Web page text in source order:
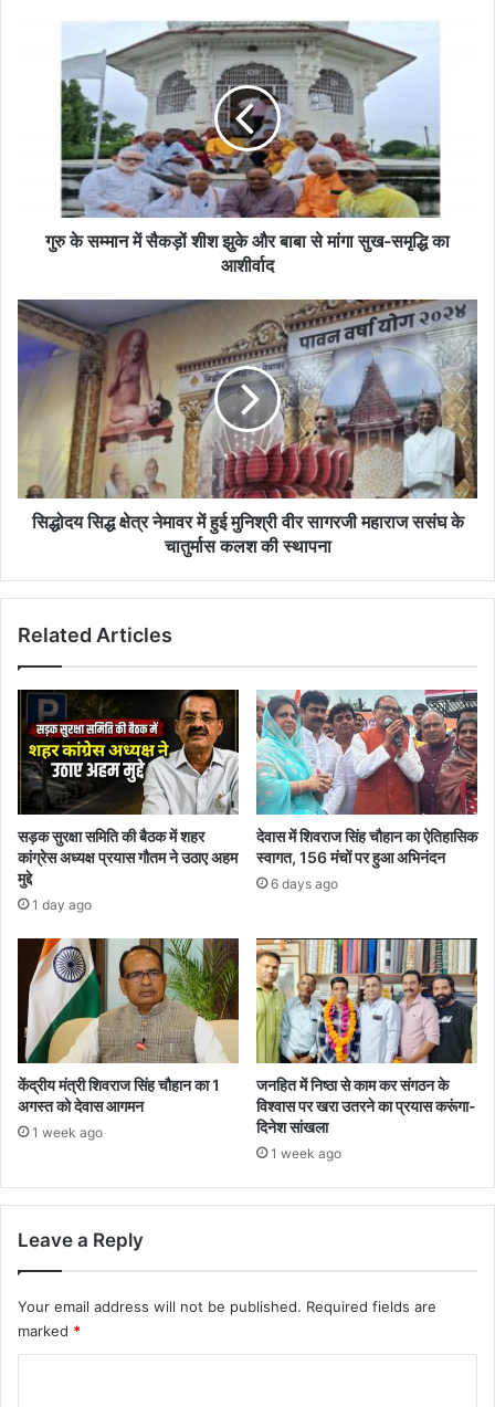
समृद्धि
का
आशीर्वाद
गुरु के सम्मान में सैकड़ों शीश झुके और बाबा से मांगा सुख-समृद्धि का
आशीर्वाद
सिद्धोदय
सिद्ध
क्षेत्र
में
सागरजी
महाराज
की
सिद्धोदय सिद्ध क्षेत्र नेमावर में हुई मुनिश्री वीर सागरजी महाराज ससंघ के
चातुर्मास कलश की स्थापना
Related Articles
सड़क सुरक्षा समिति की बैठक में शहर
कांग्रेस अध्यक्ष प्रयास गौतम ने उठाए अहम
मुद्दे
1 day ago
देवास में शिवराज सिंह चौहान का ऐतिहासिक
स्वागत, 156 मंचों पर हुआ अभिनंदन
6 days ago
केंद्रीय मंत्री शिवराज सिंह चौहान का 1
अगस्त को देवास आगमन
1 week ago
जनहित में निष्ठा से काम कर संगठन के
विश्वास पर खरा उतरने का प्रयास करूंगा-
दिनेश सांखला
1 week ago
Leave a Reply
Your email address will not be published. Required fields are
marked *